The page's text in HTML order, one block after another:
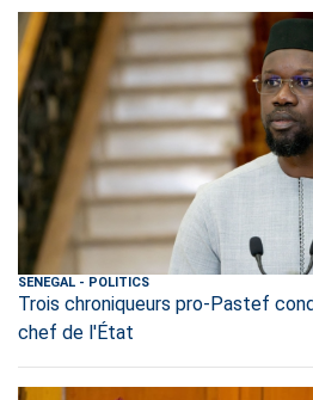
SENEGAL - POLITICS
Trois chroniqueurs pro-Pastef
chef de l'État